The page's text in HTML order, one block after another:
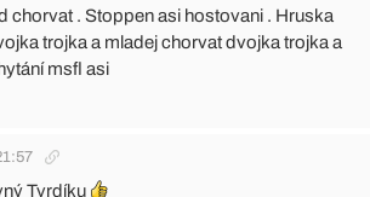
chorvat . Stoppen asi hostovani . Hruska
trojka a mladej chorvat dvojka trojka a
msfl asi
Tvrdíku